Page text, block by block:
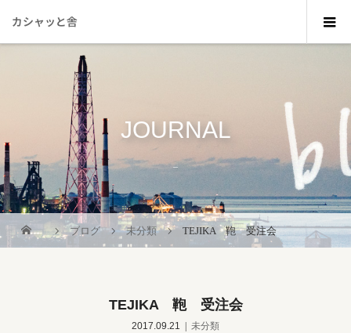
カシャッと舎
JOURNAL
_
ブログ 未分類 TEJIKA 鞄 受注会
TEJIKA 鞄 受注会
2017.09.21 未分類